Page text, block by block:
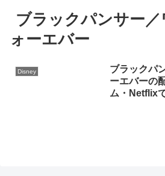
ブラックパンサー
ォーエバー
Disney
ブラックパ
ーエバーの
ム・Netflix